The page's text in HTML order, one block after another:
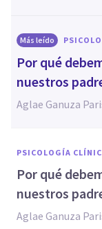
Más leído
Por qué
nuestros
Aglae Ganuza
PSICOLOGÍA
Por qué
nuestros
Aglae Ganuza